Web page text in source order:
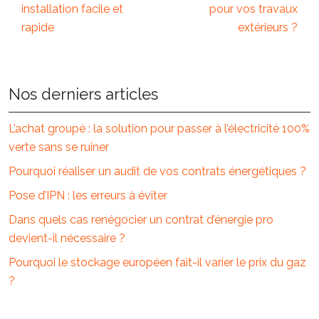
installation facile et
rapide
pour vos travaux
extérieurs ?
Nos derniers articles
L’achat groupé : la solution pour passer à l’électricité 100%
verte sans se ruiner
Pourquoi réaliser un audit de vos contrats énergétiques ?
Pose d’IPN : les erreurs à éviter
Dans quels cas renégocier un contrat d’énergie pro
devient-il nécessaire ?
Pourquoi le stockage européen fait-il varier le prix du gaz
?